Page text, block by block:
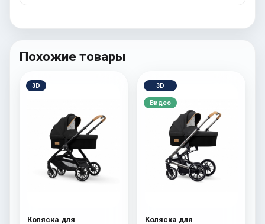
Похожие товары
3D
Коляска для
3D
Видео
Коляска для